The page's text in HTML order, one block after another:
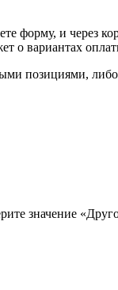
форму, и через
о вариантах
позициями,
значение